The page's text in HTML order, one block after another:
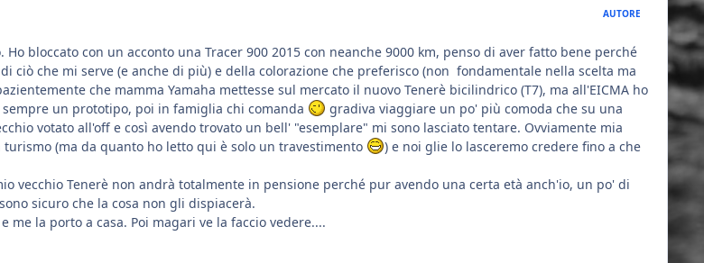
AUTORE
bloccato con un acconto una Tracer 900 2015 con neanche 9000 km, penso di aver fatto bene perché
ciò che mi serve (e anche di più) e della colorazione che preferisco (non fondamentale nella scelta ma
che mamma Yamaha mettesse sul mercato il nuovo Tenerè bicilindrico (T7), ma all'EICMA ho
un prototipo, poi in famiglia chi comanda
gradiva viaggiare un po' più comoda che su una
votato all'off e così avendo trovato un bell' "esemplare" mi sono lasciato tentare. Ovviamente mia
(ma da quanto ho letto qui è solo un travestimento
) e noi glie lo lasceremo credere fino a che
vecchio Tenerè non andrà totalmente in pensione perché pur avendo una certa età anch'io, un po' di
sicuro che la cosa non gli dispiacerà.
me la porto a casa. Poi magari ve la faccio vedere....